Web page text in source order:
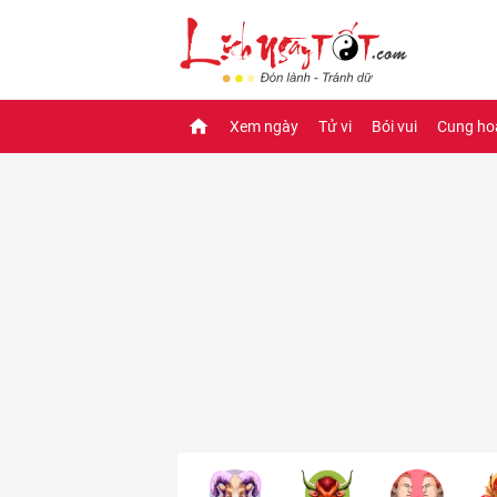
Xem ngày Tử vi Bói vui Cung